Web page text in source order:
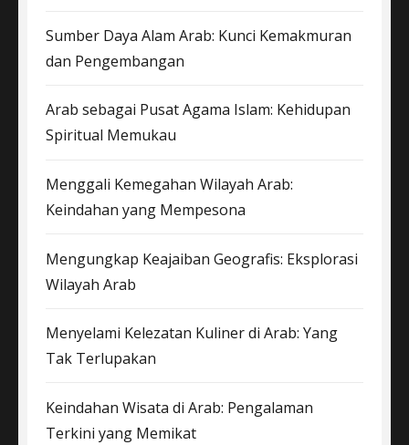
Sumber Daya Alam Arab: Kunci Kemakmuran
dan Pengembangan
Arab sebagai Pusat Agama Islam: Kehidupan
Spiritual Memukau
Menggali Kemegahan Wilayah Arab:
Keindahan yang Mempesona
Mengungkap Keajaiban Geografis: Eksplorasi
Wilayah Arab
Menyelami Kelezatan Kuliner di Arab: Yang
Tak Terlupakan
Keindahan Wisata di Arab: Pengalaman
Terkini yang Memikat